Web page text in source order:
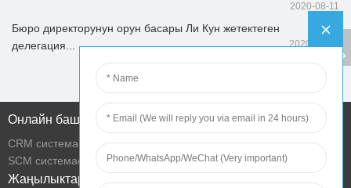
2020-08-11
Бюро директорунун орун басары Ли Кун жетектеген
делегация...
2020-08-07
Онлайн башкаруу
CRM системасы
SCM системасы
Жаңылыктар борбору